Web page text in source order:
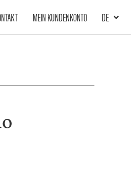
MEIN KUNDENKONTO DE